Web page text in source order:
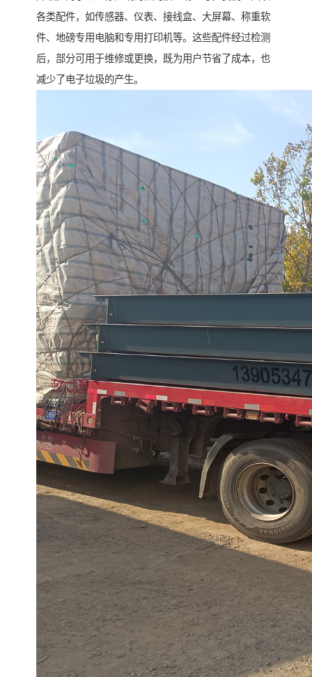
各类配件，如传感器、仪表、接线盒、大屏幕、称重软
件、地磅专用电脑和专用打印机等。这些配件经过检测
后，部分可用于维修或更换，既为用户节省了成本，也
减少了电子垃圾的产生。